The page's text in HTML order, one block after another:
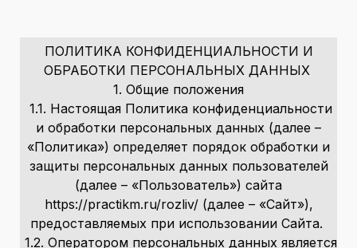
ПОЛИТИКА КОНФИДЕНЦИАЛЬНОСТИ И
ОБРАБОТКИ ПЕРСОНАЛЬНЫХ ДАННЫХ
1. Общие положения
1.1. Настоящая Политика конфиденциальности
и обработки персональных данных (далее –
«Политика») определяет порядок обработки и
защиты персональных данных пользователей
(далее – «Пользователь») сайта
https://practikm.ru/rozliv/ (далее – «Сайт»),
предоставляемых при использовании Сайта.
1.2. Оператором персональных данных является